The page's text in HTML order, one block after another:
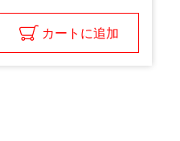
カートに追加